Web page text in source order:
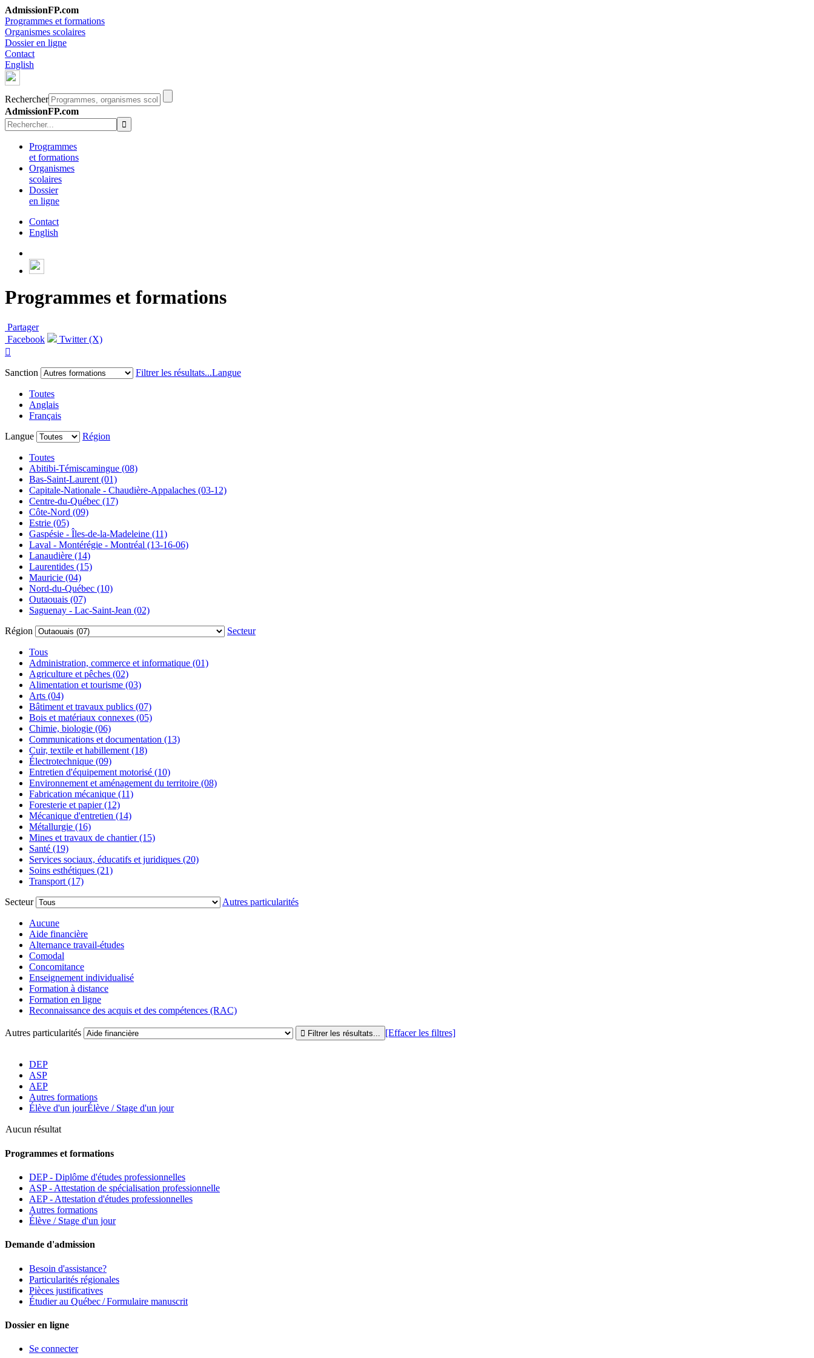
AdmissionFP.com
Programmes et formations
Organismes scolaires
Dossier en ligne
Contact
English
Rechercher
AdmissionFP.com
Programmes
et formations
Organismes
scolaires
Dossier
en ligne
Contact
English
Programmes et formations
Partager
Facebook
Twitter (X)

Sanction
Filtrer les résultats...Langue
Toutes
Anglais
Français
Langue
Région
Toutes
Abitibi-Témiscamingue (08)
Bas-Saint-Laurent (01)
Capitale-Nationale - Chaudière-Appalaches (03-12)
Centre-du-Québec (17)
Côte-Nord (09)
Estrie (05)
Gaspésie - Îles-de-la-Madeleine (11)
Laval - Montérégie - Montréal (13-16-06)
Lanaudière (14)
Laurentides (15)
Mauricie (04)
Nord-du-Québec (10)
Outaouais (07)
Saguenay - Lac-Saint-Jean (02)
Région
Secteur
Tous
Administration, commerce et informatique (01)
Agriculture et pêches (02)
Alimentation et tourisme (03)
Arts (04)
Bâtiment et travaux publics (07)
Bois et matériaux connexes (05)
Chimie, biologie (06)
Communications et documentation (13)
Cuir, textile et habillement (18)
Électrotechnique (09)
Entretien d'équipement motorisé (10)
Environnement et aménagement du territoire (08)
Fabrication mécanique (11)
Foresterie et papier (12)
Mécanique d'entretien (14)
Métallurgie (16)
Mines et travaux de chantier (15)
Santé (19)
Services sociaux, éducatifs et juridiques (20)
Soins esthétiques (21)
Transport (17)
Secteur
Autres particularités
Aucune
Aide financière
Alternance travail-études
Comodal
Concomitance
Enseignement individualisé
Formation à distance
Formation en ligne
Reconnaissance des acquis et des compétences (RAC)
Autres particularités [Effacer les filtres]
DEP
ASP
AEP
Autres formations
Élève d'un jourÉlève / Stage d'un jour
Aucun résultat
Programmes et formations
DEP - Diplôme d'études professionnelles
ASP - Attestation de spécialisation professionnelle
AEP - Attestation d'études professionnelles
Autres formations
Élève / Stage d'un jour
Demande d'admission
Besoin d'assistance?
Particularités régionales
Pièces justificatives
Étudier au Québec / Formulaire manuscrit
Dossier en ligne
Se connecter